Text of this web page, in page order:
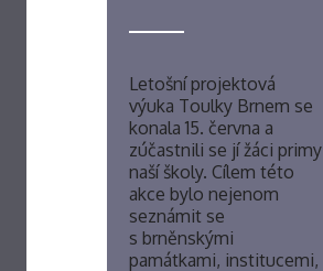
Letošní projektová
výuka Toulky Brnem se
konala 15. června a
zúčastnili se jí žáci primy
naší školy. Cílem této
akce bylo nejenom
seznámit se
s brněnskými
památkami, institucemi,